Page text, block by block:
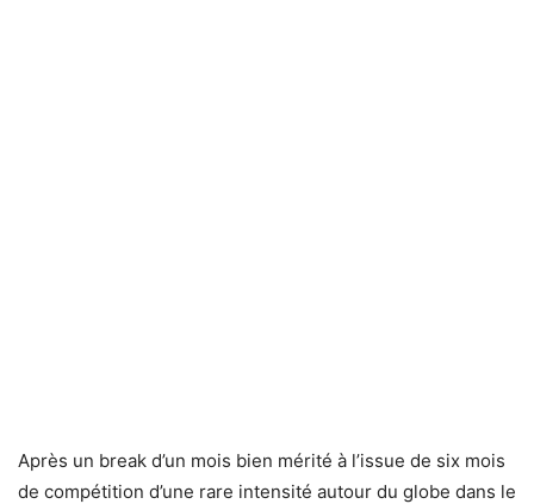
Après un break d’un mois bien mérité à l’issue de six mois
de compétition d’une rare intensité autour du globe dans le